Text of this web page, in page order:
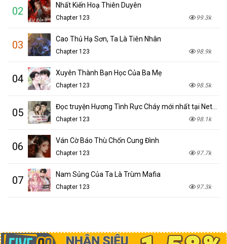
02 Nhất Kiến Hoạ Thiên Duyên
Chapter 123 99.3k
03 Cao Thủ Hạ Sơn, Ta Là Tiên Nhân
Chapter 123 98.9k
04 Xuyên Thành Bạn Học Của Ba Mẹ
Chapter 123 98.5k
05
Chapter 123 98.1k
06 Ván Cờ Báo Thù Chốn Cung Đình
Chapter 123 97.7k
07 Nam Sủng Của Ta Là Trùm Mafia
Chapter 123 97.3k